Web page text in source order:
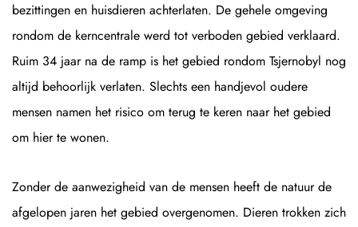
bezittingen en huisdieren achterlaten. De gehele omgeving
rondom de kerncentrale werd tot verboden gebied verklaard.
Ruim 34 jaar na de ramp is het gebied rondom Tsjernobyl nog
altijd behoorlijk verlaten. Slechts een handjevol oudere
mensen namen het risico om terug te keren naar het gebied
om hier te wonen.
Zonder de aanwezigheid van de mensen heeft de natuur de
afgelopen jaren het gebied overgenomen. Dieren trokken zich